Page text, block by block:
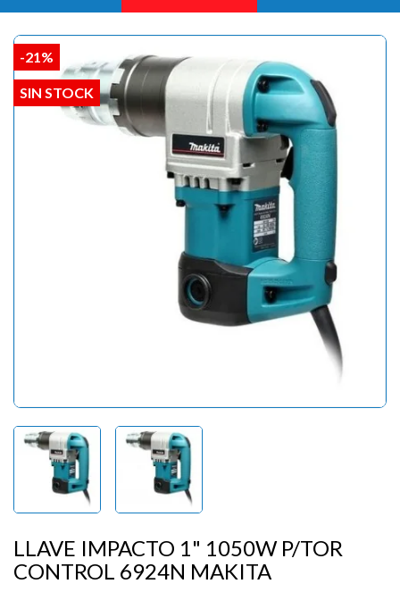
-21%
SIN STOCK
LLAVE IMPACTO 1" 1050W P/TOR
CONTROL 6924N MAKITA